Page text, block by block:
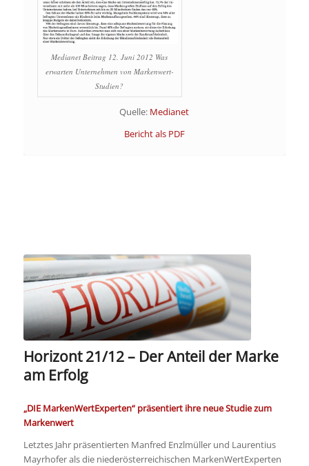
Medianet Beitrag 12. Juni 2012 Was
erwarten Unternehmen von Markenwert-
Studien?
Quelle: Medianet
Bericht als PDF
Horizont 21/12 – Der Anteil der Marke
am Erfolg
„DIE MarkenWertExperten“ präsentiert ihre neue Studie zum
Markenwert
Letztes Jahr präsentierten Manfred Enzlmüller und Laurentius
Mayrhofer als die niederösterreichischen MarkenWertExperten